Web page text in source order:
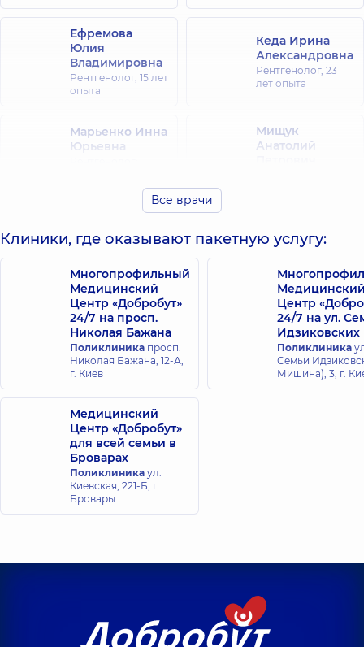
Ефремова
Юлия
Владимировна
Рентгенолог, 15 лет
опыта
Кеда Ирина
Александровна
Рентгенолог, 23
лет опыта
Марьенко Инна
Юрьевна
Мищук
Анатолий
Казимира
Казимировна
Рентгенолог,45
лет опыта
Все врачи
Клиники, где оказывают пакетную услугу:
Многопрофильный
Медицинский
Центр «Добробут»
24/7 на просп.
Николая Бажана
Поликлиника просп.
Николая Бажана, 12-А,
г. Киев
Центр
24/7 на ул.
Идзиковских
Поликлиника
Семьи
Мишина), 3, г.
Медицинский
Центр «Добробут»
для всей семьи в
Броварах
Поликлиника ул.
Киевская, 221-Б, г.
Бровары